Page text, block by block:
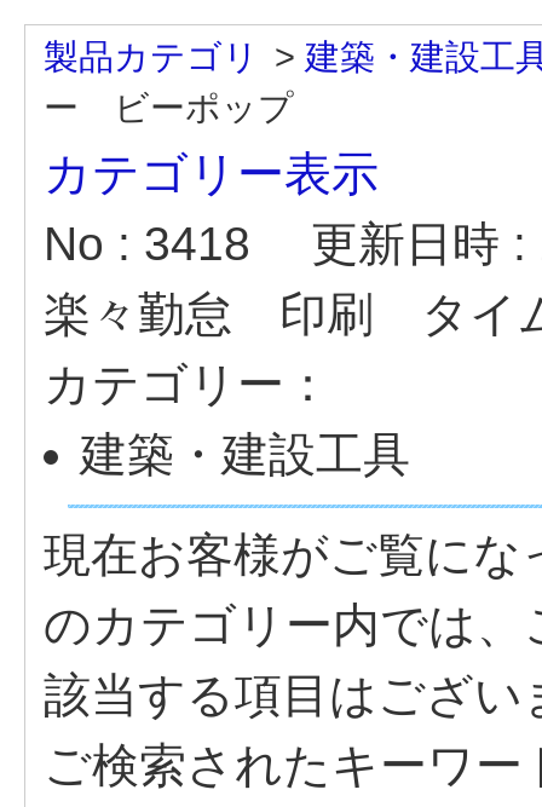
製品カテゴリ > 建築・建設工
ー ビーポップ
カテゴリー表示
No : 3418
更新日時
楽々勤怠 印刷 タイ
カテゴリー：
建築・建設工具
現在お客様がご覧にな
のカテゴリー内では
該当する項目はござい
ご検索されたキーワー